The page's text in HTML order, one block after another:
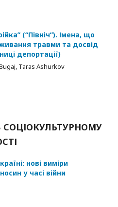
(“Північ”). Імена, що
травми та досвід
депортації)
Taras Ashurkov
В СОЦІОКУЛЬТУРНОМУ
нові виміри
у часі війни